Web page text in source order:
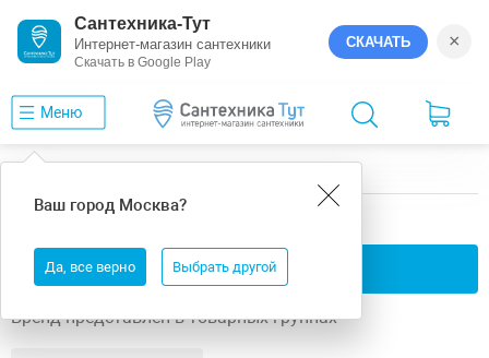
Сантехника-Тут
Интернет-магазин сантехники
Скачать в Google Play
СКАЧАТЬ ×
Меню
Ваш город Москва?
Да, все верно Выбрать другой
GlobalTile Segovia
Применить фильтры
Бренд представлен в товарных группах